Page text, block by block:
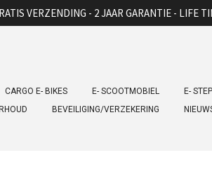
VERZENDING - 2 JAAR GARANTIE - LIFE
CARGO E- BIKES E- SCOOTMOBIEL E-
BEVEILIGING/VERZEKERING